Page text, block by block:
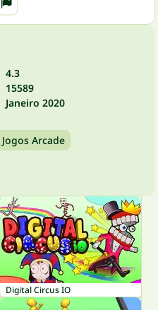
4.3
15589
Janeiro 2020
Jogos Arcade
Digital Circus IO